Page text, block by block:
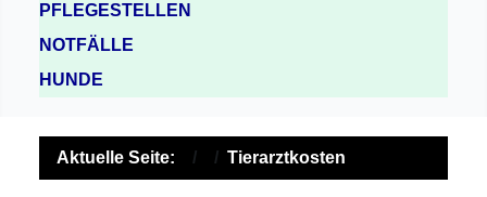
PFLEGESTELLEN
NOTFÄLLE
HUNDE
Aktuelle Seite: Tierarztkosten